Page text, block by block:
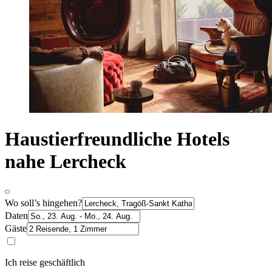
Haustierfreundliche Hotels
nahe Lercheck
Wo soll’s hingehen?
Daten
Gäste
Ich reise geschäftlich